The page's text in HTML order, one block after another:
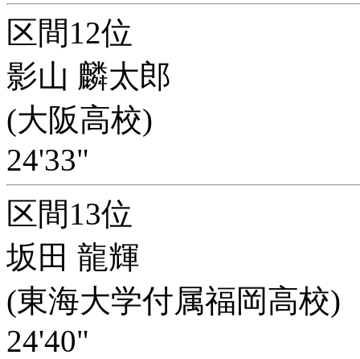
区間12位
影山 麟太郎
(大阪高校)
24'33"
区間13位
坂田 龍輝
(東海大学付属福岡高校)
24'40"